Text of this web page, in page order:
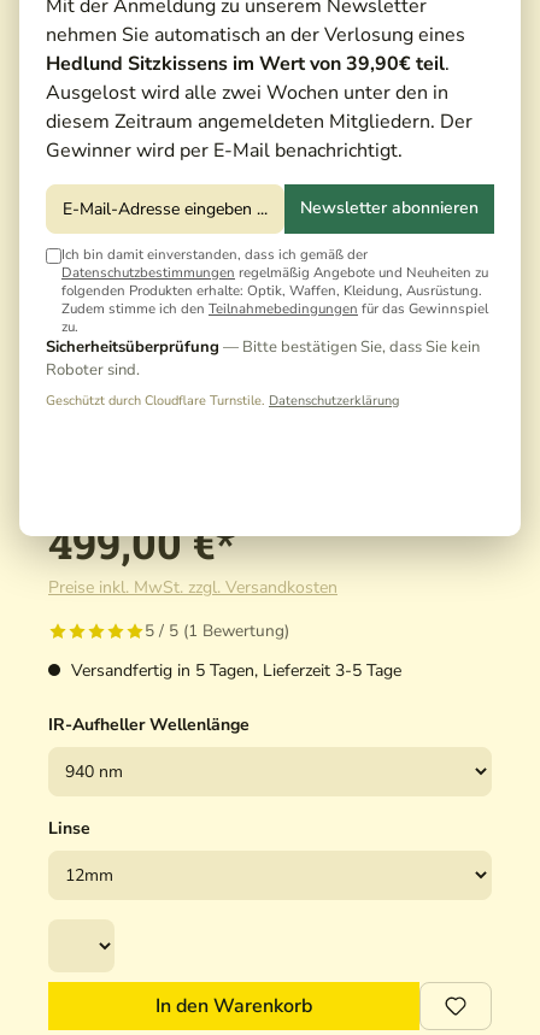
Mit der Anmeldung zu unserem Newsletter
nehmen Sie automatisch an der Verlosung eines
Hedlund Sitzkissens im Wert von 39,90€ teil.
Ausgelost wird alle zwei Wochen unter den in
diesem Zeitraum angemeldeten Mitgliedern. Der
Gewinner wird per E-Mail benachrichtigt.
Newsletter abonnieren
Ich bin damit einverstanden, dass ich gemäß der
Datenschutzbestimmungen regelmäßig Angebote und Neuheiten zu
folgenden Produkten erhalte: Optik, Waffen, Kleidung, Ausrüstung.
Zudem stimme ich den Teilnahmebedingungen für das Gewinnspiel
zu.
Sicherheitsüberprüfung — Bitte bestätigen Sie, dass Sie kein
Roboter sind.
Geschützt durch Cloudflare Turnstile. Datenschutzerklärung
499,00 €*
Preise inkl. MwSt. zzgl. Versandkosten
5 / 5 (1 Bewertung)
Versandfertig in 5 Tagen, Lieferzeit 3-5 Tage
IR-Aufheller Wellenlänge
Linse
In den Warenkorb